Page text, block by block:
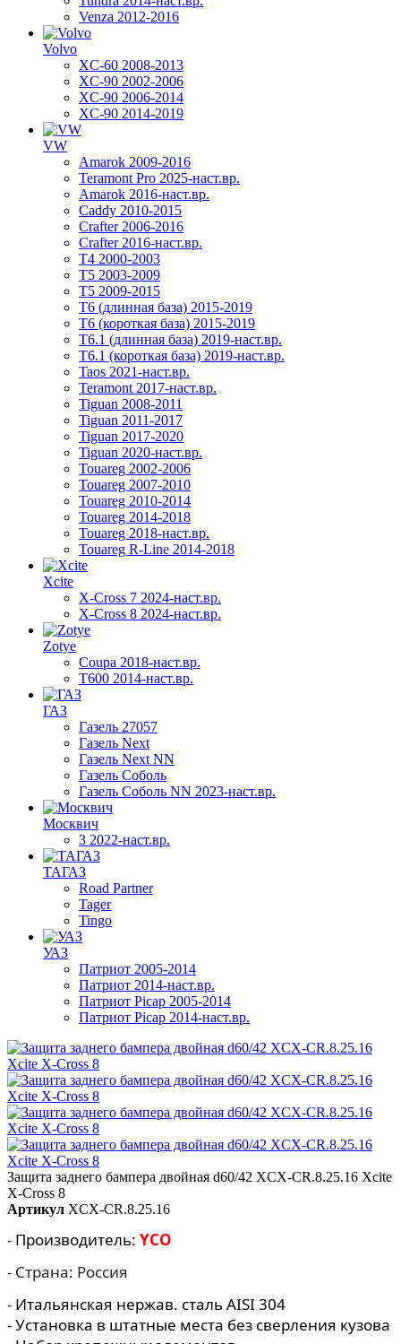
Venza 2012-2016
Volvo
XC-60 2008-2013
XC-90 2002-2006
XC-90 2006-2014
XC-90 2014-2019
VW
Amarok 2009-2016
Teramont Pro 2025-наст.вр.
Amarok 2016-наст.вр.
Caddy 2010-2015
Crafter 2006-2016
Crafter 2016-наст.вр.
T4 2000-2003
T5 2003-2009
T5 2009-2015
T6 (длинная база) 2015-2019
Т6 (короткая база) 2015-2019
T6.1 (длинная база) 2019-наст.вр.
T6.1 (короткая база) 2019-наст.вр.
Taos 2021-наст.вр.
Teramont 2017-наст.вр.
Tiguan 2008-2011
Tiguan 2011-2017
Tiguan 2017-2020
Tiguan 2020-наст.вр.
Touareg 2002-2006
Touareg 2007-2010
Touareg 2010-2014
Touareg 2014-2018
Touareg 2018-наст.вр.
Touareg R-Line 2014-2018
Xcite
X-Cross 7 2024-наст.вр.
X-Cross 8 2024-наст.вр.
Zotye
Coupa 2018-наст.вр.
T600 2014-наст.вр.
ГАЗ
Газель 27057
Газель Next
Газель Next NN
Газель Соболь
Газель Соболь NN 2023-наст.вр.
Москвич
3 2022-наст.вр.
ТАГАЗ
Road Partner
Tager
Tingo
УАЗ
Патриот 2005-2014
Патриот 2014-наст.вр.
Патриот Picap 2005-2014
Патриот Picap 2014-наст.вр.
Защита заднего бампера двойная d60/42 XCX-CR.8.25.16 Xcite
X-Cross 8
Артикул XCX-CR.8.25.16
- Производитель: YCO
- Страна: Россия
- Итальянская нержав. сталь AISI 304
- Установка в штатные места без сверления кузова